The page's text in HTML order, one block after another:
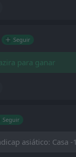
Seguir
para ganar
Seguir
asiático: Casa -1